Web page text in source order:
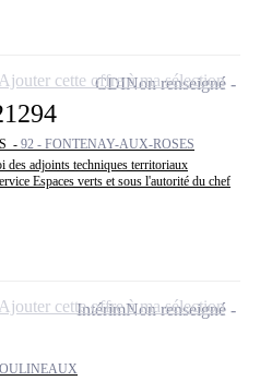
- 92 - FONTENAY-AUX-ROSES
adjoints techniques territoriaux
Espaces verts et sous l'autorité du chef
CDINon renseigné
Ajouter cette offre à ma sélection
IntérimNon renseigné
Ajouter cette offre à ma sélection